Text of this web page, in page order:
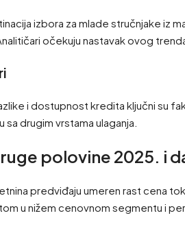
izbora za mlade stručnjake iz
očekuju nastavak ovog
i dostupnost kredita ključni su
drugim vrstama ulaganja.
polovine 2025. i
predviđaju umeren rast cena
u nižem cenovnom segmentu i